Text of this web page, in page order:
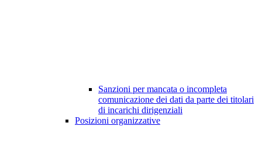
Sanzioni per mancata o incompleta
comunicazione dei dati da parte dei titolari
di incarichi dirigenziali
Posizioni organizzative